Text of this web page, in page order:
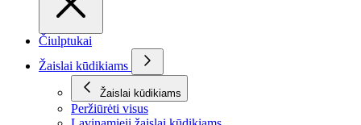
Čiulptukai
Žaislai kūdikiams
Žaislai kūdikiams
Peržiūrėti visus